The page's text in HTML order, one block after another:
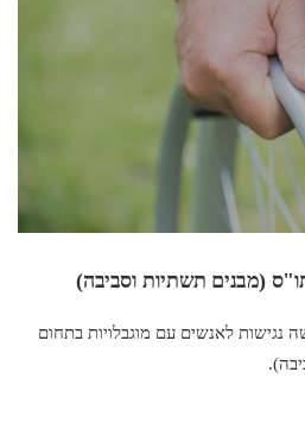
(מבנים תשתיות וסביבה)
נגישות לאנשים עם מוגבלויות בתחום